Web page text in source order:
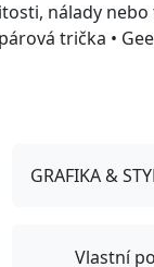
nálady nebo
trička •
GRAFIKA &